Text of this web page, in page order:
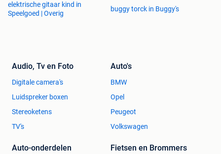
elektrische gitaar kind in
Speelgoed | Overig
buggy torck in Buggy's
Audio, Tv en Foto
Digitale camera's
Luidspreker boxen
Stereoketens
TV's
Auto's
BMW
Opel
Peugeot
Volkswagen
Auto-onderdelen Fietsen en Brommers